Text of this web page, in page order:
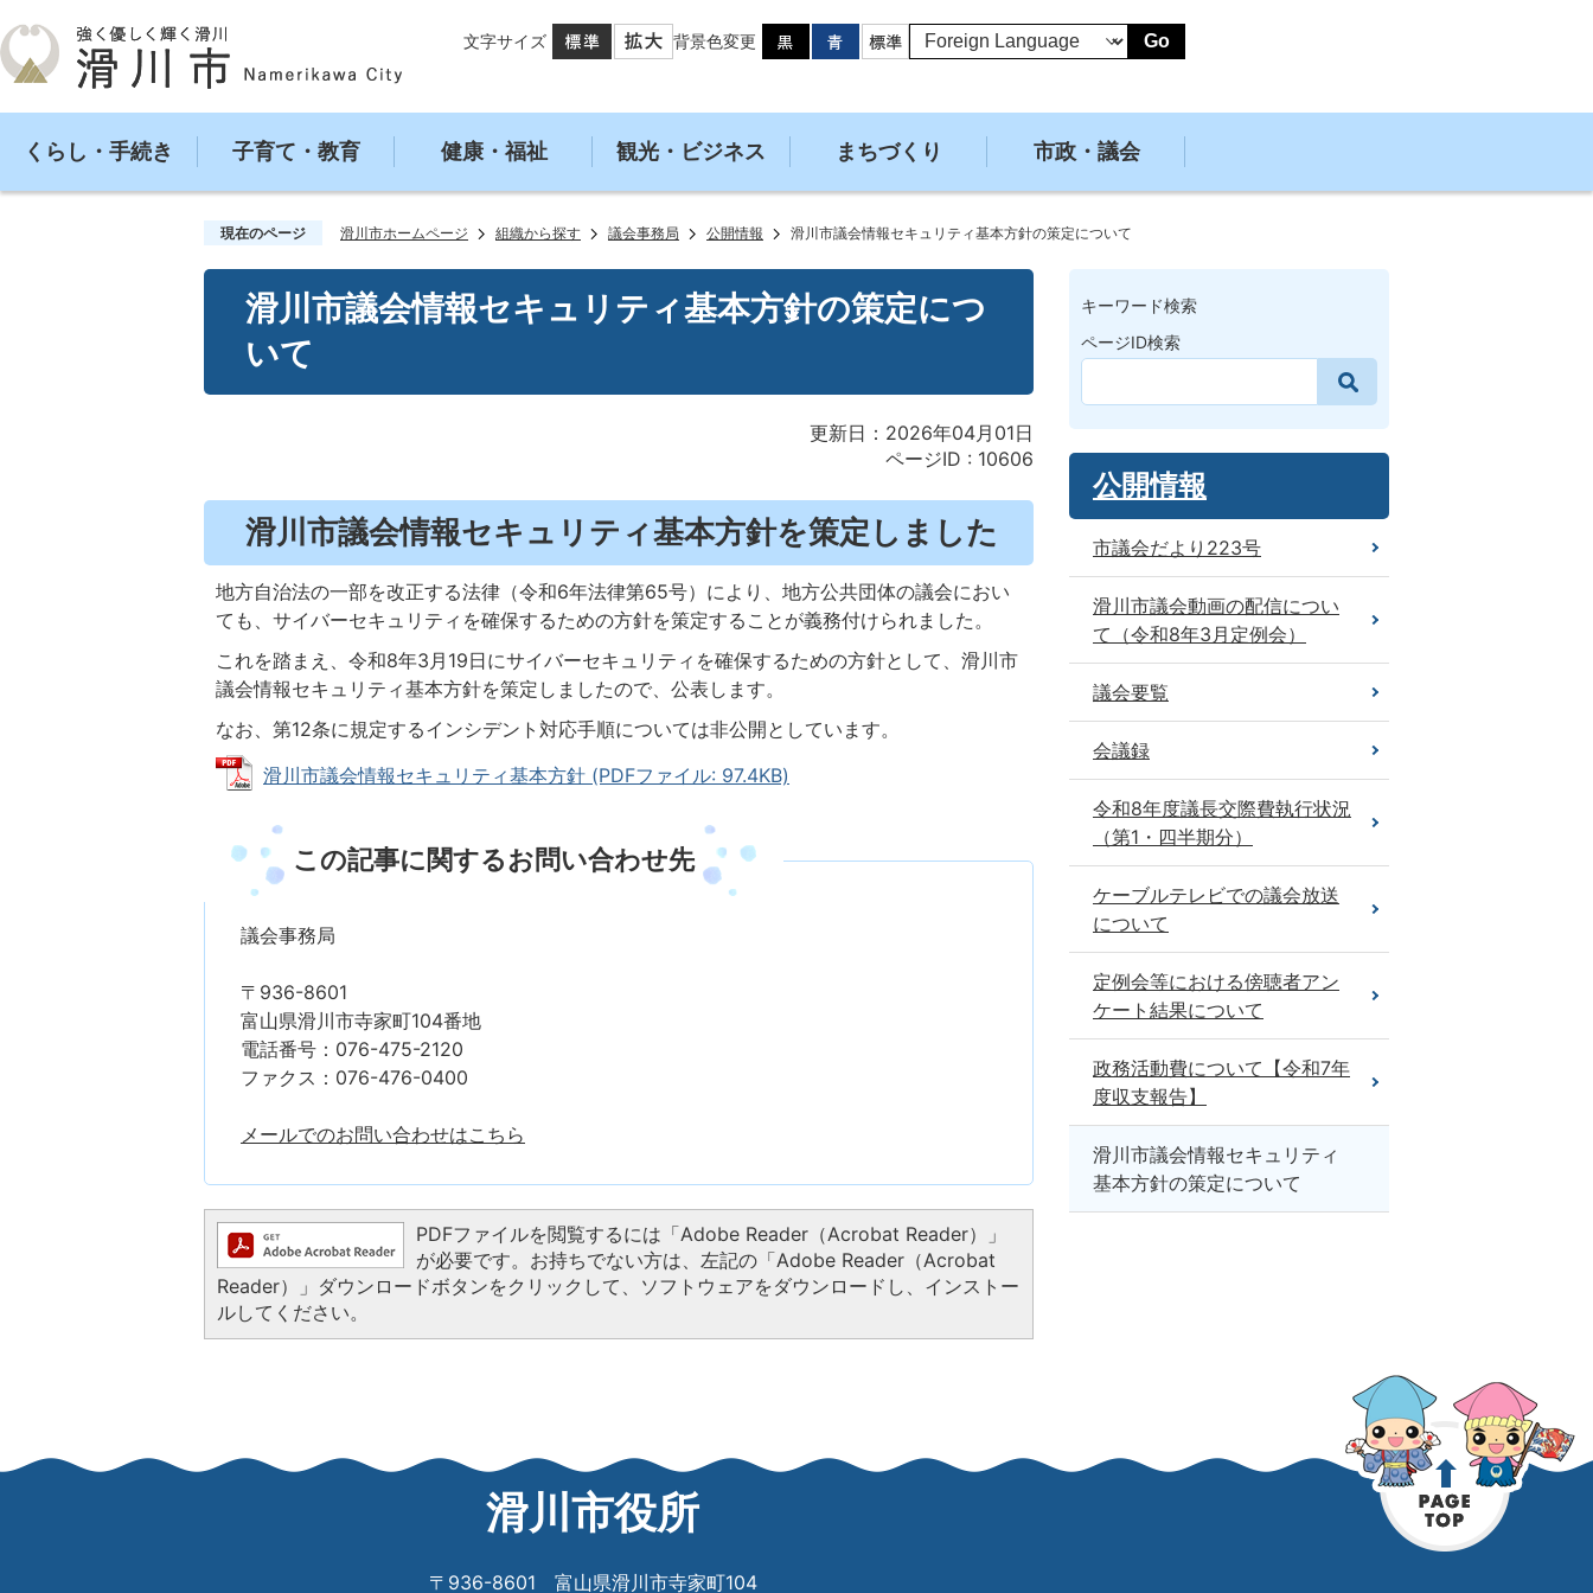
文字サイズ 背景色変更 Go
くらし・手続き 子育て・教育 健康・福祉 観光・ビジネス まちづくり 市政・議会
現在のページ 滑川市ホームページ 組織から探す 議会事務局 公開情報 滑川市議会情報セキュリティ基本方針の策定について
滑川市議会情報セキュリティ基本方針の策定につ
いて
更新日：2026年04月01日
ページID : 10606
滑川市議会情報セキュリティ基本方針を策定しました
地方自治法の一部を改正する法律（令和6年法律第65号）により、地方公共団体の議会におい
ても、サイバーセキュリティを確保するための方針を策定することが義務付けられました。
これを踏まえ、令和8年3月19日にサイバーセキュリティを確保するための方針として、滑川市
議会情報セキュリティ基本方針を策定しましたので、公表します。
なお、第12条に規定するインシデント対応手順については非公開としています。
滑川市議会情報セキュリティ基本方針 (PDFファイル: 97.4KB)
この記事に関するお問い合わせ先
議会事務局
〒936-8601
富山県滑川市寺家町104番地
電話番号：076-475-2120
ファクス：076-476-0400
メールでのお問い合わせはこちら
PDFファイルを閲覧するには「Adobe Reader（Acrobat Reader）」
が必要です。お持ちでない方は、左記の「Adobe Reader（Acrobat
Reader）」ダウンロードボタンをクリックして、ソフトウェアをダウンロードし、インストー
ルしてください。
キーワード検索
ページID検索
公開情報
市議会だより223号
滑川市議会動画の配信につい
て（令和8年3月定例会）
議会要覧
会議録
令和8年度議長交際費執行状況
（第1・四半期分）
ケーブルテレビでの議会放送
について
定例会等における傍聴者アン
ケート結果について
政務活動費について【令和7年
度収支報告】
滑川市議会情報セキュリティ
基本方針の策定について
滑川市役所
〒936-8601 富山県滑川市寺家町104